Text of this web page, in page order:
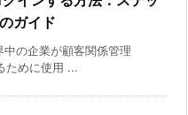
ガイド
の企業が顧客関係管理
ために使用 ...